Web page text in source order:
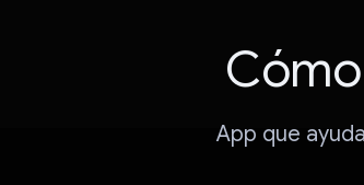
App que